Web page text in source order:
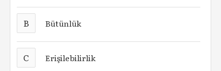
B Bütünlük
C Erişilebilirlik